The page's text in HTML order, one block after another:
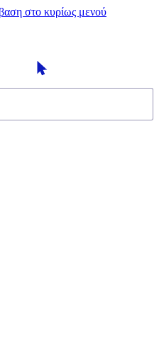
στο κυρίως μενού